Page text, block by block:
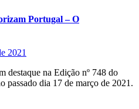
Portugal – O
2021
destaque na Edição nº 748 do
passado dia 17 de março de 2021.